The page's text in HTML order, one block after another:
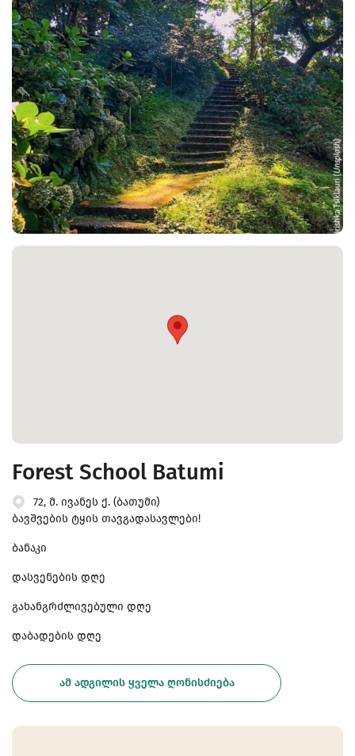
Forest School Batumi
72, მ. ივანეს ქ. (ბათუმი)
ბავშვების ტყის თავგადასავლები!
ბანაკი
დასვენების დღე
გახანგრძლივებული დღე
დაბადების დღე
ᲐᲛ ᲐᲓᲒᲘᲚᲘᲡ ᲧᲕᲔᲚᲐ ᲦᲝᲜᲘᲡᲫᲘᲔᲑᲐ